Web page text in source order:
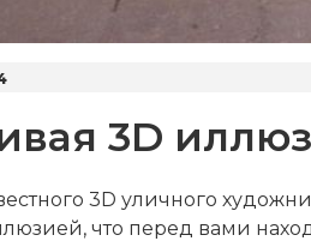
3D
3D уличного
что перед вами